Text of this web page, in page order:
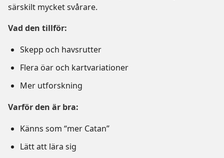
särskilt mycket svårare.
Vad den tillför:
Skepp och havsrutter
Flera öar och kartvariationer
Mer utforskning
Varför den är bra:
Känns som “mer Catan”
Lätt att lära sig